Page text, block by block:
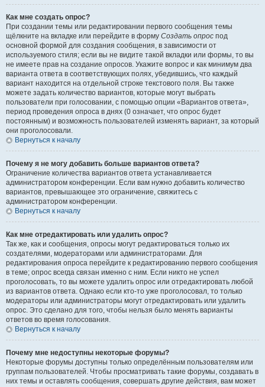
Как мне создать опрос?
При создании темы или редактировании первого сообщения темы
щёлкните на вкладке или перейдите в форму Создать опрос под
основной формой для создания сообщения, в зависимости от
используемого стиля; если вы не видите такой вкладки или формы, то вы
не имеете прав на создание опросов. Укажите вопрос и как минимум два
варианта ответа в соответствующих полях, убедившись, что каждый
вариант находится на отдельной строке текстового поля. Вы также
можете задать количество вариантов, которые могут выбрать
пользователи при голосовании, с помощью опции «Вариантов ответа»,
период проведения опроса в днях (0 означает, что опрос будет
постоянным) и возможность пользователей изменять вариант, за который
они проголосовали.
Вернуться к началу
Почему я не могу добавить больше вариантов ответа?
Ограничение количества вариантов ответа устанавливается
администратором конференции. Если вам нужно добавить количество
вариантов, превышающее это ограничение, свяжитесь с
администратором конференции.
Вернуться к началу
Как мне отредактировать или удалить опрос?
Так же, как и сообщения, опросы могут редактироваться только их
создателями, модераторами или администраторами. Для
редактирования опроса перейдите к редактированию первого сообщения
в теме; опрос всегда связан именно с ним. Если никто не успел
проголосовать, то вы можете удалить опрос или отредактировать любой
из вариантов ответа. Однако если кто-то уже проголосовал, то только
модераторы или администраторы могут отредактировать или удалить
опрос. Это сделано для того, чтобы нельзя было менять варианты
ответов во время голосования.
Вернуться к началу
Почему мне недоступны некоторые форумы?
Некоторые форумы доступны только определённым пользователям или
группам пользователей. Чтобы просматривать такие форумы, создавать в
них темы и оставлять сообщения, совершать другие действия, вам может